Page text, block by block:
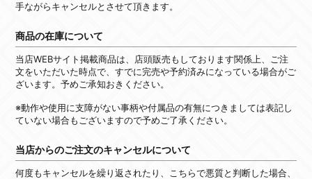
手ながらキャンセルとさせて頂きます。
商品の在庫について
当店WEBサイト掲載商品は、店頭販売もしております関係上、ご注
文をいただいた時点で、すでに完売や予約済みになっている場合がご
ざいます。予めご承知おきください。
※動作や使用に支障がない事柄や付属品の有無につきましては表記し
ていない場合もございますので予めご了承ください。
当店からのご注文のキャンセルについて
何度もキャンセルを繰り返されたり、こちらで悪質と判断した場合、